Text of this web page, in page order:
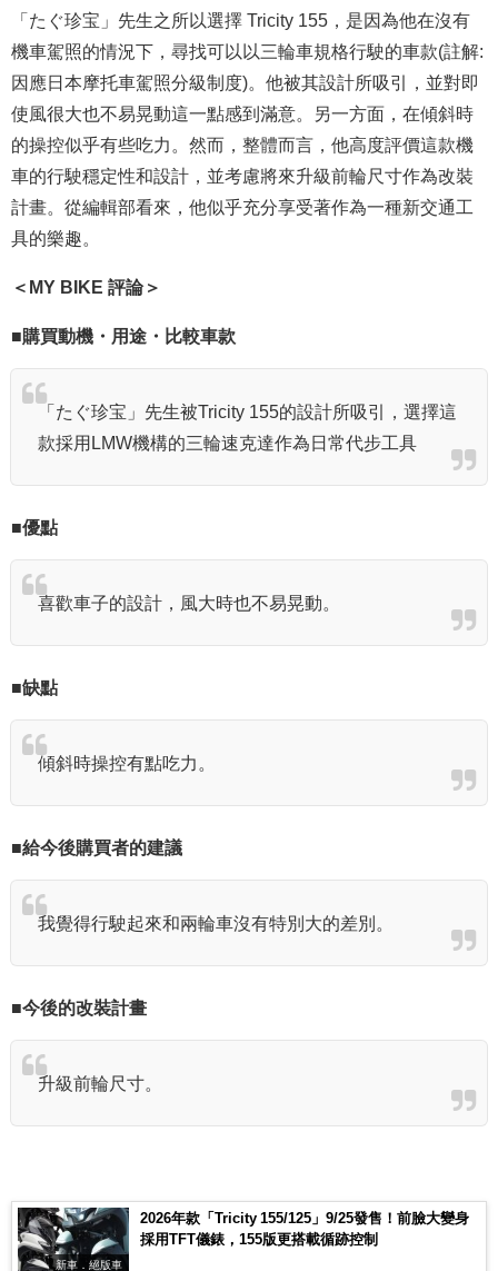
「たぐ珍宝」先生之所以選擇 Tricity 155，是因為他在沒有
機車駕照的情況下，尋找可以以三輪車規格行駛的車款(註解:
因應日本摩托車駕照分級制度)。他被其設計所吸引，並對即
使風很大也不易晃動這一點感到滿意。另一方面，在傾斜時
的操控似乎有些吃力。然而，整體而言，他高度評價這款機
車的行駛穩定性和設計，並考慮將來升級前輪尺寸作為改裝
計畫。從編輯部看來，他似乎充分享受著作為一種新交通工
具的樂趣。
＜MY BIKE 評論＞
■購買動機・用途・比較車款
「たぐ珍宝」先生被Tricity 155的設計所吸引，選擇這
款採用LMW機構的三輪速克達作為日常代步工具
■優點
喜歡車子的設計，風大時也不易晃動。
■缺點
傾斜時操控有點吃力。
■給今後購買者的建議
我覺得行駛起來和兩輪車沒有特別大的差別。
■今後的改裝計畫
升級前輪尺寸。
新車．絕版車
2026年款「Tricity 155/125」9/25發售！前臉大變身
採用TFT儀錶，155版更搭載循跡控制